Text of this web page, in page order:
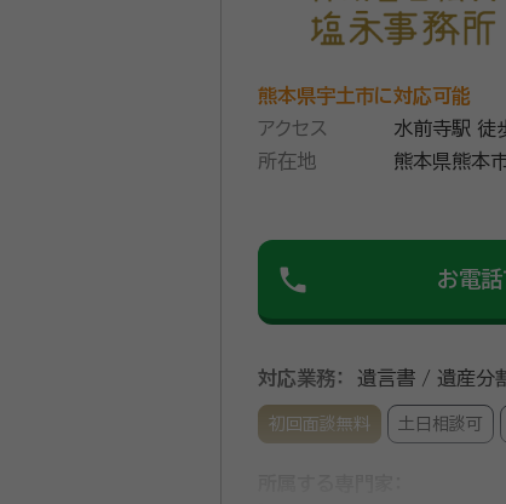
熊本県宇土市に対応可能
アクセス
水前寺駅 徒
所在地
熊本県熊本
phone お電
対応業務： 遺言書 / 遺産分
初回面談無料 土日相談可